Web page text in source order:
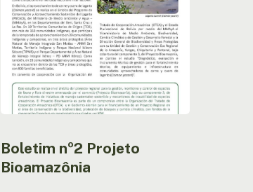
Boletim nº2 Projeto
Bioamazônia